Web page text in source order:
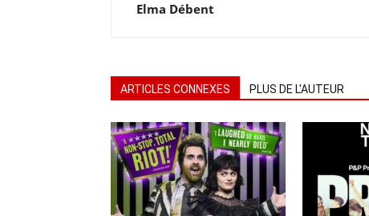
Elma Débent
ARTICLES CONNEXES PLUS DE L'AUTEUR